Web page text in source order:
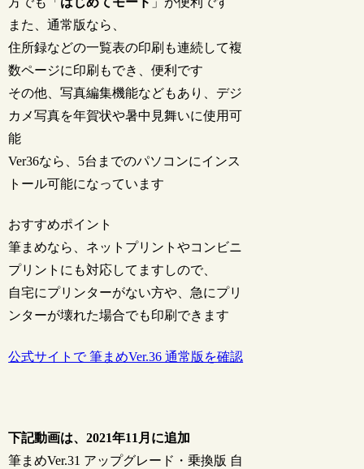
また、通常版なら、
住所録などの一覧表の印刷も連続して複
数ページに印刷もでき、便利です
その他、写真編集機能などもあり、デジ
カメ写真を年賀状や暑中見舞いに使用可
能
Ver36なら、5台までのパソコンにインス
トール可能になっています
おすすめポイント
筆まめなら、ネットプリントやコンビニ
プリントにも対応してますしので、
自宅にプリンターがない方や、急にプリ
ンターが壊れた場合でも印刷できます
公式サイトで 筆まめVer.36 通常版を確認
下記動画は、2021年11月に追加
筆まめVer.31 アップグレード・乗換版 自